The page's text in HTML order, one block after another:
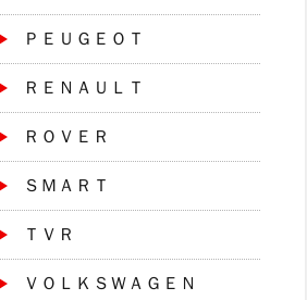
ＰＥＵＧＥＯＴ
ＲＥＮＡＵＬＴ
ＲＯＶＥＲ
ＳＭＡＲＴ
ＴＶＲ
ＶＯＬＫＳＷＡＧＥＮ